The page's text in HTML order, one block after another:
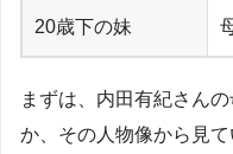
20歳下の妹
まずは、内田有紀さん
か、その人物像から見